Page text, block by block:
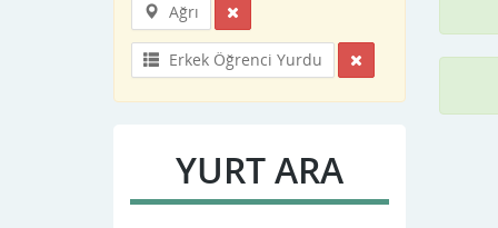
Ağrı
Erkek Öğrenci Yurdu
YURT ARA